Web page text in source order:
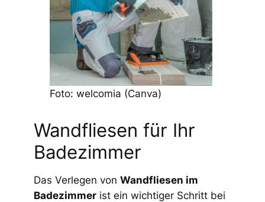
Foto: welcomia (Canva)
Wandfliesen für Ihr
Badezimmer
Das Verlegen vonWandfliesen im
Badezimmer ist ein wichtiger Schritt bei